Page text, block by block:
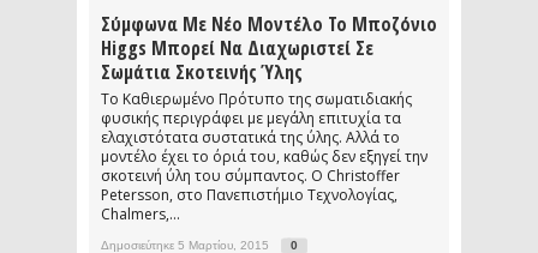
Σύμφωνα Με Νέο Μοντέλο Το Μποζόνιο
Higgs Μπορεί Να Διαχωριστεί Σε
Σωμάτια Σκοτεινής Ύλης
Το Καθιερωμένο Πρότυπο της σωματιδιακής
φυσικής περιγράφει με μεγάλη επιτυχία τα
ελαχιστότατα συστατικά της ύλης. Αλλά το
μοντέλο έχει το όριά του, καθώς δεν εξηγεί την
σκοτεινή ύλη του σύμπαντος. Ο Christoffer
Petersson, στο Πανεπιστήμιο Τεχνολογίας,
Chalmers,...
Δημοσιεύτηκε 5 Μαρτίου, 2015 0